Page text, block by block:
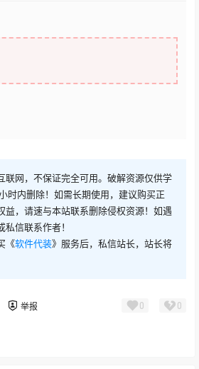
联网，不保证完全可用。破解资源仅供学
时内删除！如需长期使用，建议购买正
益，请速与本站联系删除侵权资源！如遇
信联系作者！
《软件代装》服务后，私信站长，站长将
举报 0 0